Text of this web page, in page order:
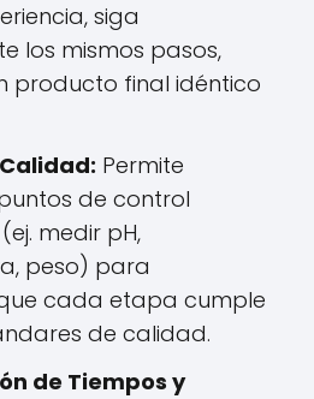
siga
los mismos pasos,
producto final idéntico
Permite
de control
medir pH,
peso) para
cada etapa cumple
de calidad.
de Tiempos y